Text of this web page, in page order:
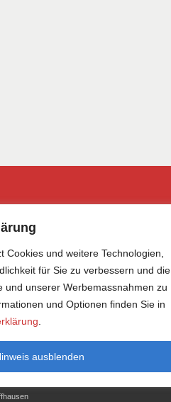
Cookies und weitere Technologien,
für Sie zu verbessern und die
und unserer Werbemassnahmen zu
und Optionen finden Sie in
ausblenden
sh.ch
35 57